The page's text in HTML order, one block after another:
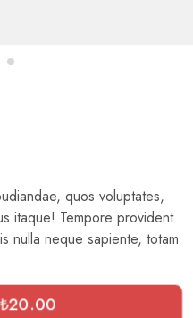
quos voluptates,
itaque! Tempore provident
nulla neque sapiente, totam
₺20.00